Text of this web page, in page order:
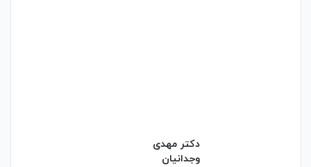
دکتر مهدی
وجدانیان